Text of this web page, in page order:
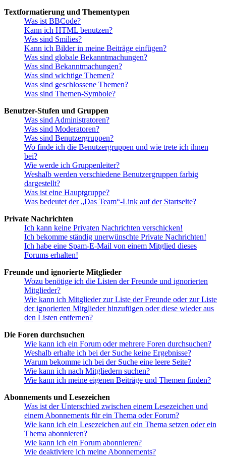
Textformatierung und Thementypen
Was ist BBCode?
Kann ich HTML benutzen?
Was sind Smilies?
Kann ich Bilder in meine Beiträge einfügen?
Was sind globale Bekanntmachungen?
Was sind Bekanntmachungen?
Was sind wichtige Themen?
Was sind geschlossene Themen?
Was sind Themen-Symbole?
Benutzer-Stufen und Gruppen
Was sind Administratoren?
Was sind Moderatoren?
Was sind Benutzergruppen?
Wo finde ich die Benutzergruppen und wie trete ich ihnen
bei?
Wie werde ich Gruppenleiter?
Weshalb werden verschiedene Benutzergruppen farbig
dargestellt?
Was ist eine Hauptgruppe?
Was bedeutet der „Das Team“-Link auf der Startseite?
Private Nachrichten
Ich kann keine Privaten Nachrichten verschicken!
Ich bekomme ständig unerwünschte Private Nachrichten!
Ich habe eine Spam-E-Mail von einem Mitglied dieses
Forums erhalten!
Freunde und ignorierte Mitglieder
Wozu benötige ich die Listen der Freunde und ignorierten
Mitglieder?
Wie kann ich Mitglieder zur Liste der Freunde oder zur Liste
der ignorierten Mitglieder hinzufügen oder diese wieder aus
den Listen entfernen?
Die Foren durchsuchen
Wie kann ich ein Forum oder mehrere Foren durchsuchen?
Weshalb erhalte ich bei der Suche keine Ergebnisse?
Warum bekomme ich bei der Suche eine leere Seite?
Wie kann ich nach Mitgliedern suchen?
Wie kann ich meine eigenen Beiträge und Themen finden?
Abonnements und Lesezeichen
Was ist der Unterschied zwischen einem Lesezeichen und
einem Abonnements für ein Thema oder Forum?
Wie kann ich ein Lesezeichen auf ein Thema setzen oder ein
Thema abonnieren?
Wie kann ich ein Forum abonnieren?
Wie deaktiviere ich meine Abonnements?